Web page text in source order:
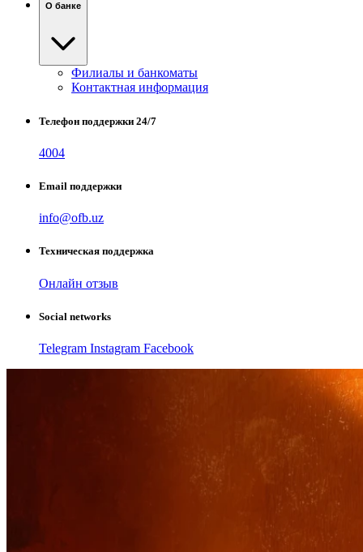
О банке
Филиалы и банкоматы
Контактная информация
Телефон поддержки 24/7
4004
Email поддержки
info@ofb.uz
Техническая поддержка
Онлайн отзыв
Social networks
Telegram Instagram Facebook